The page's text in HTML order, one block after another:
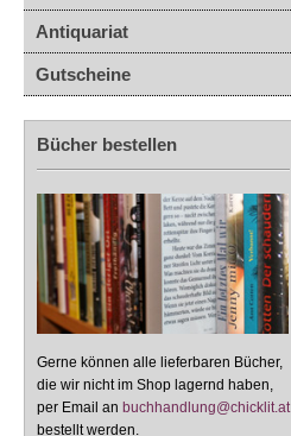
Antiquariat
Gutscheine
Bücher bestellen
Gerne können alle lieferbaren Bücher,
die wir nicht im Shop lagernd haben,
per Email an buchhandlung@chicklit.at
bestellt werden.